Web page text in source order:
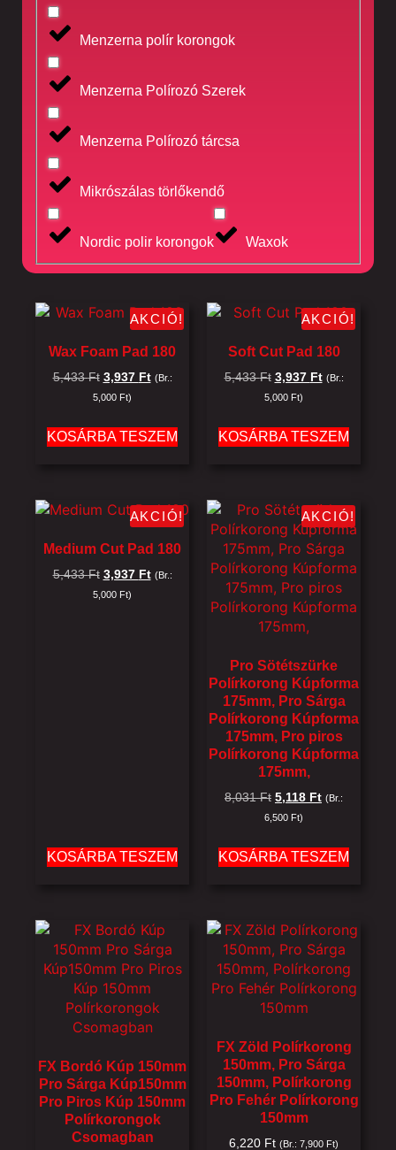
Menzerna polír korongok
Menzerna Polírozó Szerek
Menzerna Polírozó tárcsa
Mikrószálas törlőkendő
Nordic polir korongok Waxok
AKCIÓ!
Wax Foam Pad 180
5,433Ft 3,937 Ft (Br.:
5,000 Ft)
KOSÁRBA TESZEM
AKCIÓ!
Soft Cut Pad 180
5,433Ft 3,937 Ft (Br.:
5,000 Ft)
KOSÁRBA TESZEM
AKCIÓ!
Medium Cut Pad 180
5,433Ft 3,937 Ft (Br.:
5,000 Ft)
KOSÁRBA TESZEM
AKCIÓ!
Pro Sötétszürke
Polírkorong Kúpforma
175mm, Pro Sárga
Polírkorong Kúpforma
175mm, Pro piros
Polírkorong Kúpforma
175mm,
8,031Ft 5,118 Ft (Br.:
6,500 Ft)
KOSÁRBA TESZEM
FX Bordó Kúp 150mm
Pro Sárga Kúp150mm
Pro Piros Kúp 150mm
Polírkorongok
Csomagban
FX Zöld Polírkorong
150mm, Pro Sárga
150mm, Polírkorong
Pro Fehér Polírkorong
150mm
6,220 Ft (Br.: 7,900 Ft)